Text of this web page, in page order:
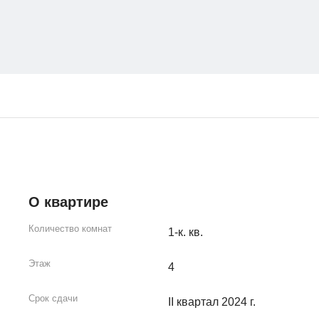
О квартире
Количество комнат 1-к. кв.
Этаж 4
Срок сдачи II квартал 2024 г.